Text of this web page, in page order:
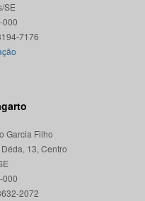
SE
000
Garcia Filho
13, Centro
000